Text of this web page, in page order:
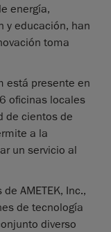
energía,
y educación, han
toma
está presente en
oficinas locales
de cientos de
a la
un servicio al
AMETEK, Inc.,
de tecnología
diverso